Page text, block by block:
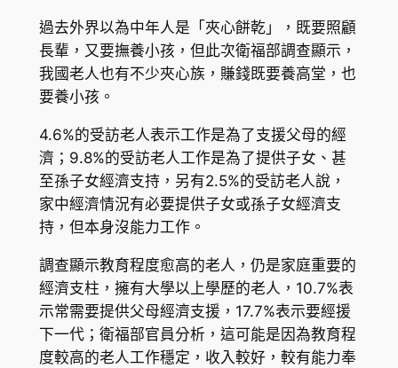
過去外界以為中年人是「夾心餅乾」，既要照顧
長輩，又要撫養小孩，但此次衛福部調查顯示，
我國老人也有不少夾心族，賺錢既要養高堂，也
要養小孩。
4.6%的受訪老人表示工作是為了支援父母的經
濟；9.8%的受訪老人工作是為了提供子女、甚
至孫子女經濟支持，另有2.5%的受訪老人說，
家中經濟情況有必要提供子女或孫子女經濟支
持，但本身沒能力工作。
調查顯示教育程度愈高的老人，仍是家庭重要的
經濟支柱，擁有大學以上學歷的老人，10.7%表
示常需要提供父母經濟支援，17.7%表示要經援
下一代；衛福部官員分析，這可能是因為教育程
度較高的老人工作穩定，收入較好，較有能力奉